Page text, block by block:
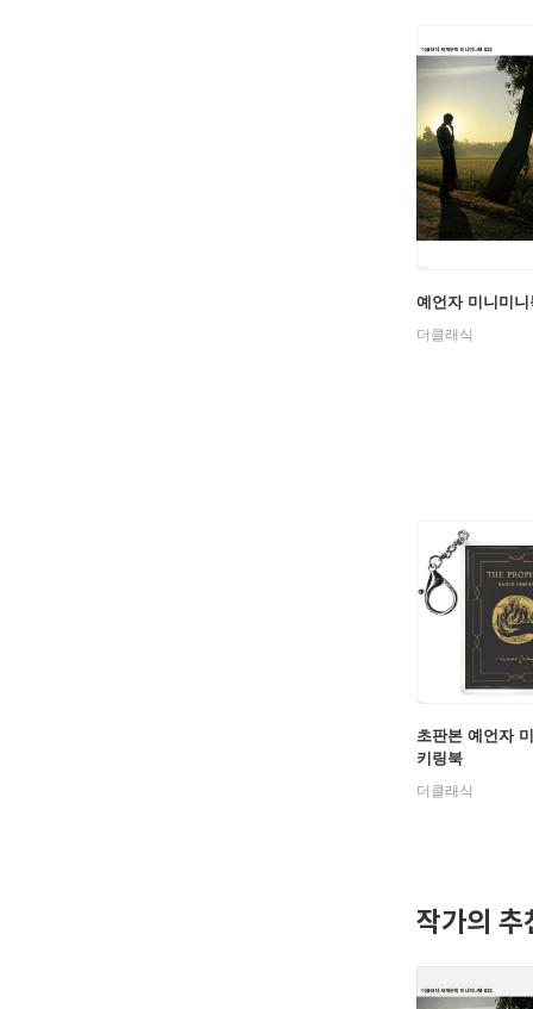
작품은
생에 대
『예언자
잡으며
은 이 책
(The
칼릴 지
예언자 미니미니
더클래식
초판본 예언자
키링북
더클래식
작가의 추